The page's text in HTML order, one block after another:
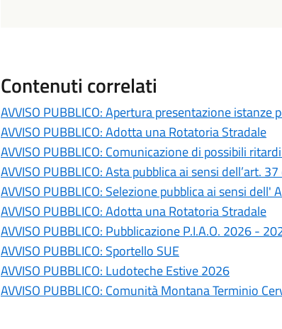
Contenuti correlati
AVVISO PUBBLICO: Apertura presentazione
AVVISO PUBBLICO: Adotta una Rotatoria Stradale
AVVISO PUBBLICO: Comunicazione di possibili
AVVISO PUBBLICO: Asta pubblica ai sensi dell’art.
AVVISO PUBBLICO: Selezione pubblica ai sensi
AVVISO PUBBLICO: Adotta una Rotatoria Stradale
AVVISO PUBBLICO: Pubblicazione P.I.A.O. 2026 -
AVVISO PUBBLICO: Sportello SUE
AVVISO PUBBLICO: Ludoteche Estive 2026
AVVISO PUBBLICO: Comunità Montana Terminio